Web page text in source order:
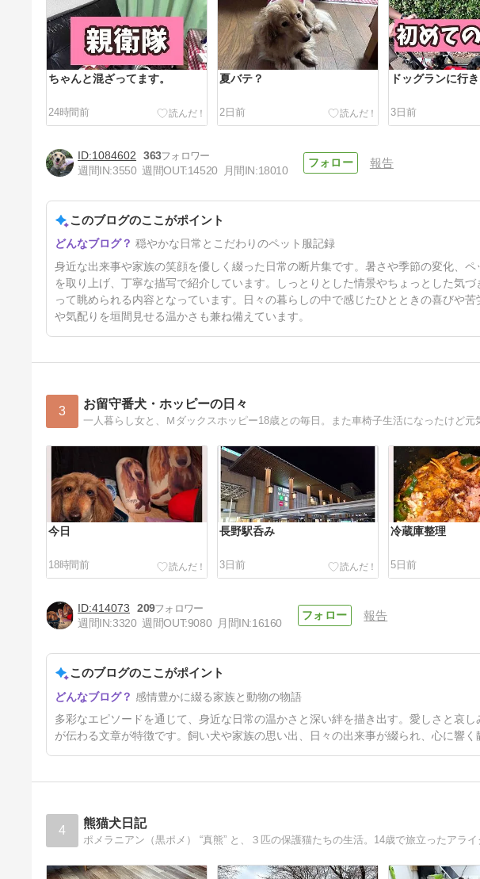
ちゃんと混ざってます。
24時間前
夏バテ？
2日前
ドッグランに行
3日前
案件きたものの…。
5日前
1084602
363
週間IN:3550 週間OUT:14520 月間IN:18010
報告
このブログのここがポイント
穏やかな日常とこだわりのペット服記録
身近な出来事や家族の笑顔を優しく綴った日常の断片集です。暑さや季節の変化、
を取り上げ、丁寧な描写で紹介しています。しっとりとした情景やちょっとした気
って眺められる内容となっています。日々の暮らしの中で感じたひとときの喜びや
や気配りを垣間見せる温かさも兼ね備えています。
3 お留守番犬・ホッピーの日々
今日
18時間前
長野駅呑み
3日前
冷蔵庫整理
5日前
夏休み月
8日前
414073
209
週間IN:3320 週間OUT:9080 月間IN:16160
報告
このブログのここがポイント
感情豊かに綴る家族と動物の物語
多彩なエピソードを通じて、身近な日常の温かさと深い絆を描き出す。愛しさと哀
が伝わる文章が特徴です。飼い犬や家族の思い出、日々の出来事が綴られ、心に響く
4 熊猫犬日記
ポメラニアン（黒ポメ） “真熊” と、３匹の保護猫たちの生活。14歳で旅立ったアライ